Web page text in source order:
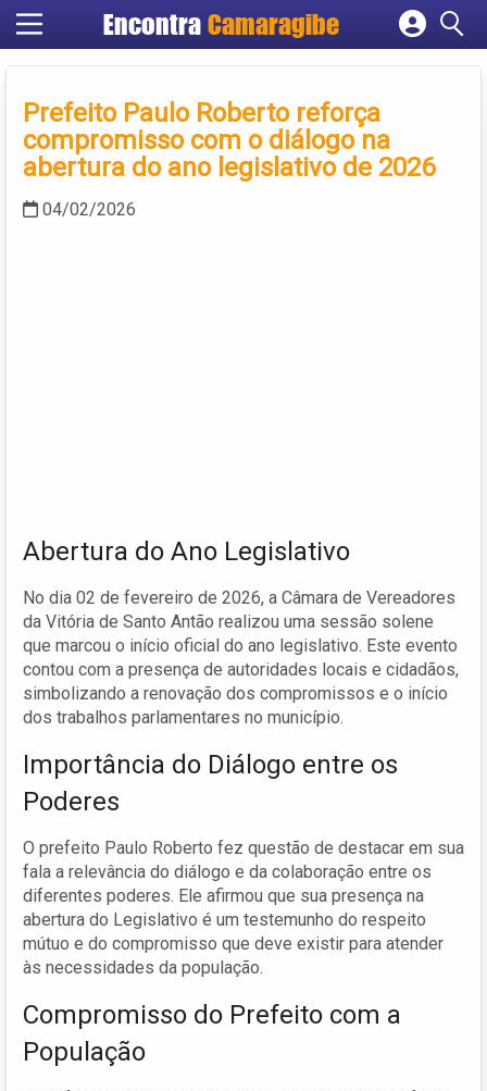
Encontra Camaragibe
Cadastrar empresa
Criar conta
Prefeito Paulo Roberto reforça
compromisso com o diálogo na
abertura do ano legislativo de 2026
04/02/2026
Abertura do Ano Legislativo
No dia 02 de fevereiro de 2026, a Câmara de Vereadores
da Vitória de Santo Antão realizou uma sessão solene
que marcou o início oficial do ano legislativo. Este evento
contou com a presença de autoridades locais e cidadãos,
simbolizando a renovação dos compromissos e o início
dos trabalhos parlamentares no município.
Importância do Diálogo entre os
Poderes
O prefeito Paulo Roberto fez questão de destacar em sua
fala a relevância do diálogo e da colaboração entre os
diferentes poderes. Ele afirmou que sua presença na
abertura do Legislativo é um testemunho do respeito
mútuo e do compromisso que deve existir para atender
às necessidades da população.
Compromisso do Prefeito com a
População